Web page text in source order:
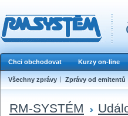
Chci obchodovat Kurzy on-line
Všechny zprávy Zprávy od emitentů
RM-SYSTÉM